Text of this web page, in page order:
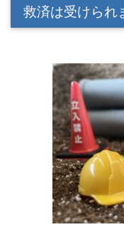
救済は受けられ